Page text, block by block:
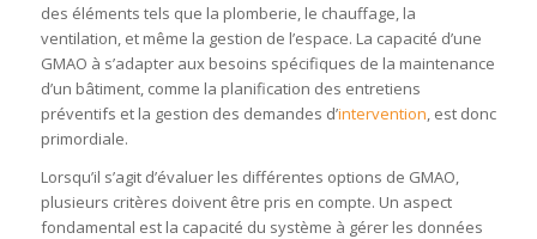
des éléments tels que la plomberie, le chauffage, la
ventilation, et même la gestion de l’espace. La capacité d’une
GMAO à s’adapter aux besoins spécifiques de la maintenance
d’un bâtiment, comme la planification des entretiens
préventifs et la gestion des demandes d’intervention, est donc
primordiale.
Lorsqu’il s’agit d’évaluer les différentes options de GMAO,
plusieurs critères doivent être pris en compte. Un aspect
fondamental est la capacité du système à gérer les données